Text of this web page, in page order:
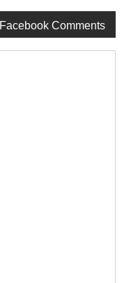
Facebook Comments